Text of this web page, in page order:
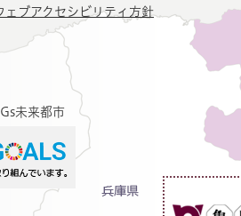
ェブアクセシビリティ方針
未来都市